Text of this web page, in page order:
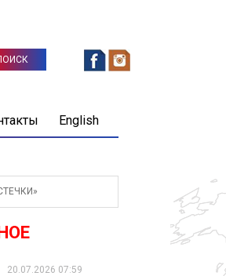
English
20.07.2026 07:59